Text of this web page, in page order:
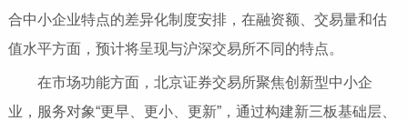
合中小企业特点的差异化制度安排，在融资额、交易量和估
值水平方面，预计将呈现与沪深交易所不同的特点。
在市场功能方面，北京证券交易所聚焦创新型中小企
业，服务对象“更早、更小、更新”，通过构建新三板基础层、